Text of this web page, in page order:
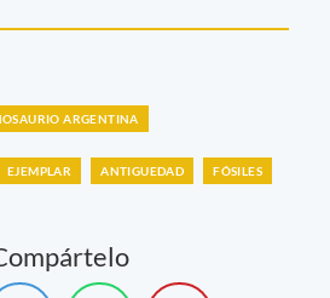
ARGENTINA
EJEMPLAR ANTIGUEDAD FÓSILES